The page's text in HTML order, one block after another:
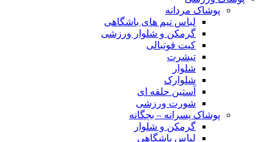
پوشاک مردانه
لباس تیم های باشگاهی
گرمکن و شلوار ورزشی
کیت فوتبالی
تیشرت
شلوار
شلوارک
آستین حلقه ای
شورت ورزشی
پوشاک پسرانه – بچگانه
گرمکن و شلوار
لباس باشگاهی